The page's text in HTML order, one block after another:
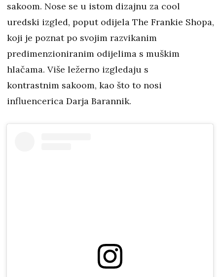
sakoom. Nose se u istom dizajnu za cool
uredski izgled, poput odijela The Frankie Shopa,
koji je poznat po svojim razvikanim
predimenzioniranim odijelima s muškim
hlačama. Više ležerno izgledaju s
kontrastnim sakoom, kao što to nosi
influencerica Darja Barannik.